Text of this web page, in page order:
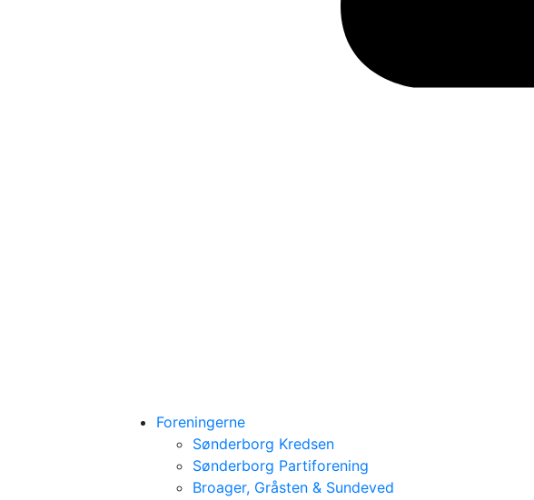
Foreningerne
Sønderborg Kredsen
Sønderborg Partiforening
Broager, Gråsten & Sundeved